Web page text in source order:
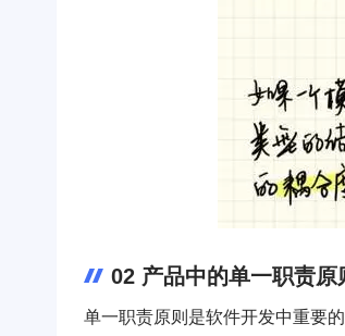
02 产品中的单一职责原
单一职责原则是软件开发中重要